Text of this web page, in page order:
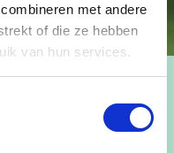
met andere
of die ze hebben
van hun services.